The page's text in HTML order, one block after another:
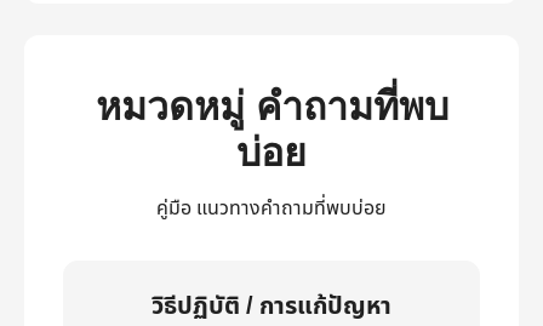
หมวดหมู่ คำถามที่พบ
บ่อย
คู่มือ แนวทางคำถามที่พบบ่อย
วิธีปฏิบัติ / การแก้ปัญหา